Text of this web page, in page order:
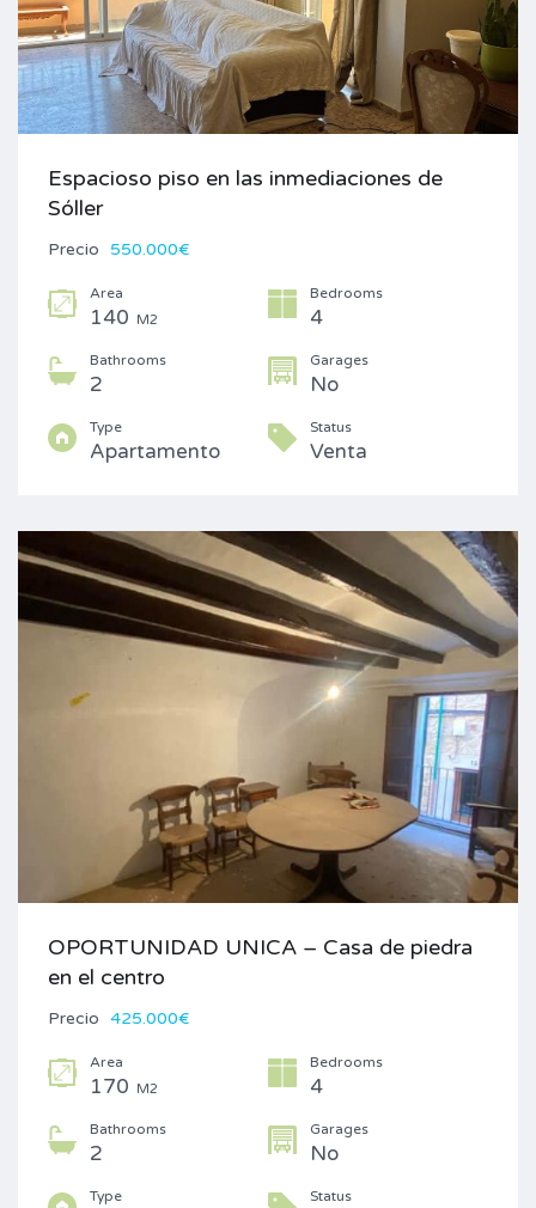
Espacioso piso en las inmediaciones de
Sóller
Precio 550.000€
Area
140 M2
Bedrooms
4
Bathrooms
2
Garages
No
Type
Apartamento
Status
Venta
OPORTUNIDAD UNICA – Casa de piedra
en el centro
Precio 425.000€
Area
170 M2
Bedrooms
4
Bathrooms
2
Garages
No
Type Status